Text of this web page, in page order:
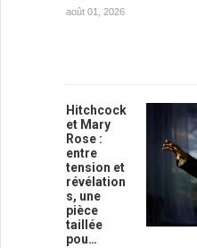
août 01, 2026
Hitchcock
et Mary
Rose :
entre
tension et
révélation
s, une
pièce
taillée
pou…